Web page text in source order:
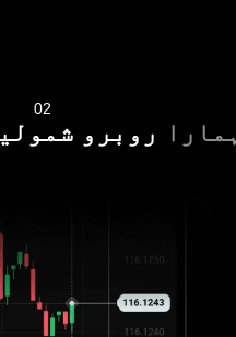
02
ہمارا روبرو